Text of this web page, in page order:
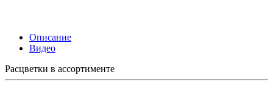
Описание
Видео
Расцветки в ассортименте